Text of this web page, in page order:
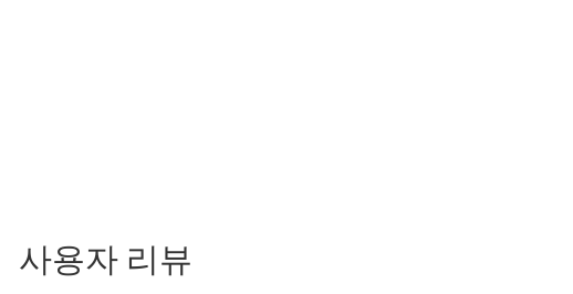
사용자 리뷰